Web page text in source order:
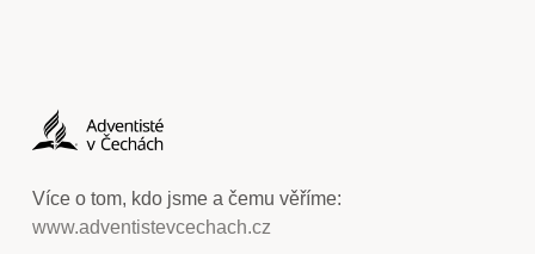
Více o tom, kdo jsme a čemu věříme:
www.adventistevcechach.cz